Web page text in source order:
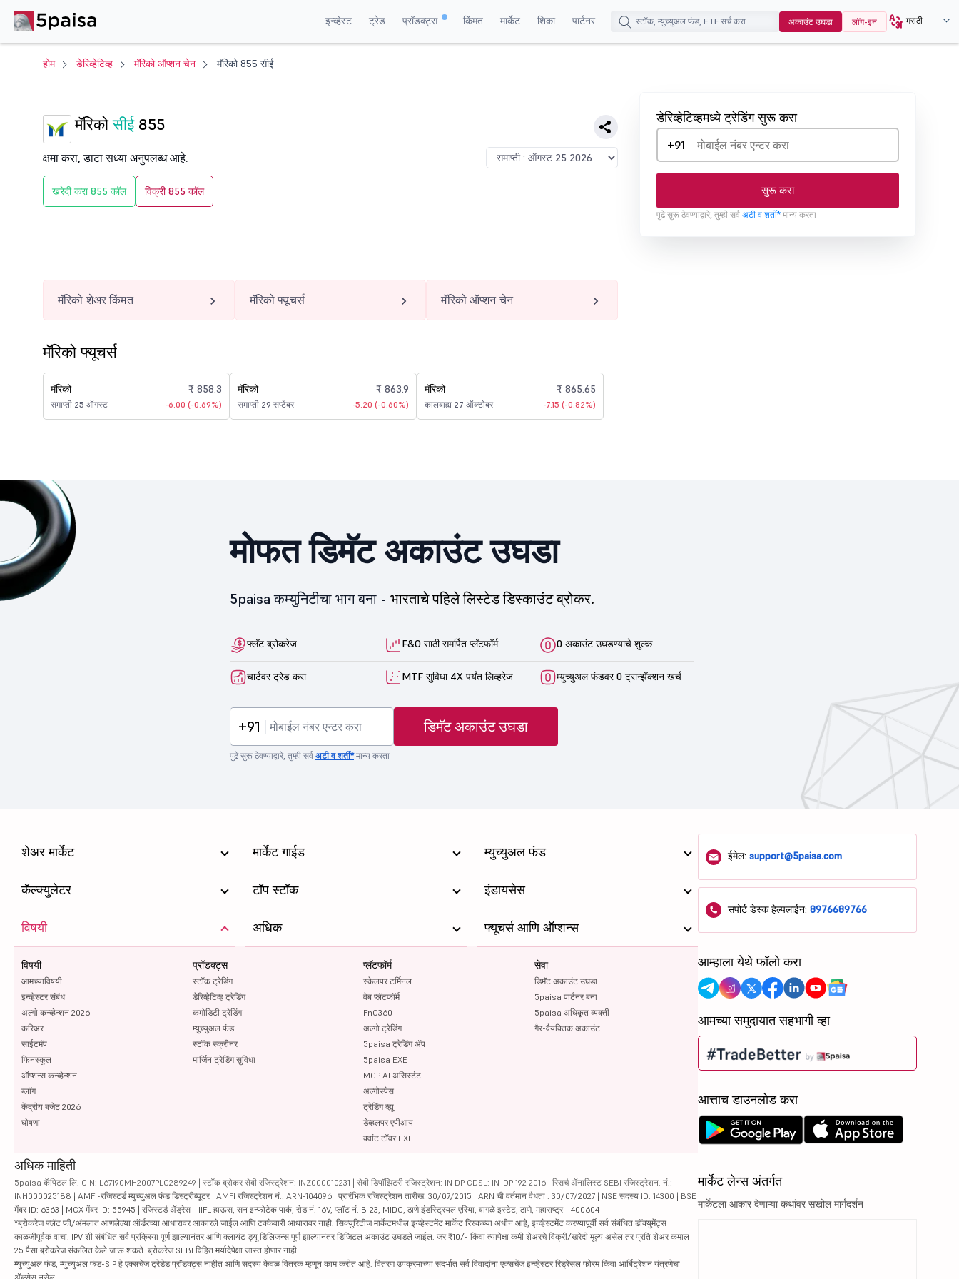
इन्व्हेस्ट ट्रेड प्रॉडक्ट्स किंमत मार्केट शिका पार्टनर अकाउंट उघडा लॉग-इन मराठी
होम डेरिव्हेटिव्ह मॅरिको ऑप्शन चेन मॅरिको 855 सीई
मॅरिकोसीई855
क्षमा करा, डाटा सध्या अनुपलब्ध आहे.
खरेदी करा 855 कॉल विक्री 855 कॉल
डेरिव्हेटिव्हमध्ये ट्रेडिंग सुरू करा
+91
सुरू करा
पुढे सुरू ठेवण्याद्वारे, तुम्ही सर्व अटी व शर्ती* मान्य करता
मॅरिको शेअर किंमत मॅरिको फ्यूचर्स मॅरिको ऑप्शन चेन
मॅरिको फ्यूचर्स
मॅरिको
समाप्ती 25 ऑगस्ट
₹ 858.3
-6.00 (-0.69%)
मॅरिको
समाप्ती 29 सप्टेंबर
₹ 863.9
-5.20 (-0.60%)
मॅरिको
कालबाह्य 27 ऑक्टोबर
₹ 865.65
-7.15 (-0.82%)
मोफत डिमॅट अकाउंट उघडा
5paisa कम्युनिटीचा भाग बना - भारताचे पहिले लिस्टेड डिस्काउंट ब्रोकर.
फ्लॅट ब्रोकरेज F&O साठी समर्पित प्लॅटफॉर्म 0 अकाउंट उघडण्याचे शुल्क
चार्टवर ट्रेड करा MTF सुविधा 4X पर्यंत लिव्हरेज म्युच्युअल फंडवर 0 ट्रान्झॅक्शन खर्च
+91 डिमॅट अकाउंट उघडा
पुढे सुरू ठेवण्याद्वारे, तुम्ही सर्व अटी व शर्ती*मान्य करता
शेअर मार्केट मार्केट गाईड म्युच्युअल फंड
कॅल्क्युलेटर टॉप स्टॉक इंडायसेस
विषयी
विषयी
आमच्याविषयी
इन्व्हेस्टर संबंध
अल्गो कन्व्हेन्शन 2026
करिअर
साईटमॅप
फिनस्कूल
ऑप्शन्स कन्व्हेन्शन
ब्लॉग
केंद्रीय बजेट 2026
घोषणा
प्रॉडक्ट्स
स्टॉक ट्रेडिंग
डेरिव्हेटिव्ह ट्रेडिंग
कमोडिटी ट्रेडिंग
म्युच्युअल फंड
स्टॉक स्क्रीनर
मार्जिन ट्रेडिंग सुविधा
प्लॅटफॉर्म
स्केलपर टर्मिनल
वेब प्लॅटफॉर्म
FnO360
अल्गो ट्रेडिंग
5paisa ट्रेडिंग ॲप
5paisa EXE
MCP AI असिस्टंट
अल्गोस्पेस
ट्रेडिंग व्ह्यू
डेव्हलपर एपीआय
क्वांट टॉवर EXE
सेवा
डिमॅट अकाउंट उघडा
5paisa पार्टनर बना
5paisa अधिकृत व्यक्ती
गैर-वैयक्तिक अकाउंट
अधिक फ्यूचर्स आणि ऑप्शन्स
अधिक माहिती
5paisa कॅपिटल लि. CIN: L67190MH2007PLC289249 | स्टॉक ब्रोकर सेबी रजिस्ट्रेशन: INZ000010231 | सेबी डिपॉझिटरी रजिस्ट्रेशन: IN DP CDSL: IN-DP-192-2016 | रिसर्च ॲनालिस्ट SEBI रजिस्ट्रेशन. नं.:
INH000025188 | AMFI-रजिस्टर्ड म्युच्युअल फंड डिस्ट्रीब्यूटर | AMFI रजिस्ट्रेशन नं.: ARN-104096 | प्रारंभिक रजिस्ट्रेशन तारीख: 30/07/2015 | ARN ची वर्तमान वैधता : 30/07/2027 | NSE सदस्य ID: 14300 | BSE
मेंबर ID: 6363 | MCX मेंबर ID: 55945 | रजिस्टर्ड ॲड्रेस - IIFL हाऊस, सन इन्फोटेक पार्क, रोड नं. 16V, प्लॉट नं. B-23, MIDC, ठाणे इंडस्ट्रियल एरिया, वागळे इस्टेट, ठाणे, महाराष्ट्र - 400604
*ब्रोकरेज फ्लॅट फी/अंमलात आणलेल्या ऑर्डरच्या आधारावर आकारले जाईल आणि टक्केवारी आधारावर नाही. सिक्युरिटीज मार्केटमधील इन्व्हेस्टमेंट मार्केट रिस्कच्या अधीन आहे, इन्व्हेस्टमेंट करण्यापूर्वी सर्व संबंधित डॉक्युमेंट्स
काळजीपूर्वक वाचा. IPV शी संबंधित सर्व प्रक्रिया पूर्ण झाल्यानंतर आणि क्लायंट ड्यू डिलिजन्स पूर्ण झाल्यानंतर डिजिटल अकाउंट उघडले जाईल. जर ₹10/- किंवा त्यापेक्षा कमी शेअरचे विक्री/खरेदी मूल्य असेल तर प्रति शेअर कमाल
25 पैसा ब्रोकरेज संकलित केले जाऊ शकते. ब्रोकरेज SEBI विहित मर्यादेपेक्षा जास्त होणार नाही.
म्युच्युअल फंड, म्युच्युअल फंड-SIP हे एक्सचेंज ट्रेडेड प्रॉडक्ट्स नाहीत आणि सदस्य केवळ वितरक म्हणून काम करीत आहे. वितरण उपक्रमाच्या संदर्भात सर्व विवादांना एक्सचेंज इन्व्हेस्टर रिड्रेसल फोरम किंवा आर्बिट्रेशन यंत्रणेचा
ईमेल:support@5paisa.com
सपोर्ट डेस्क हेल्पलाईन:8976689766
आम्हाला येथे फॉलो करा
आमच्या समुदायात सहभागी व्हा
आत्ताच डाउनलोड करा
मार्केट लेन्स अंतर्गत
मार्केटला आकार देणाऱ्या कथांवर सखोल मार्गदर्शन